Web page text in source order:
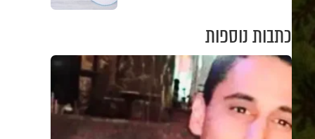
כתבות נוספות